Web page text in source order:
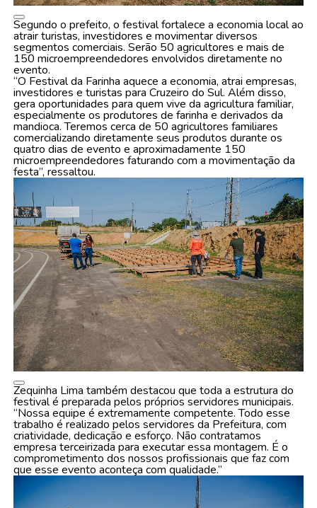
Segundo o prefeito, o festival fortalece a economia local ao
atrair turistas, investidores e movimentar diversos
segmentos comerciais. Serão 50 agricultores e mais de
150 microempreendedores envolvidos diretamente no
evento.
“O Festival da Farinha aquece a economia, atrai empresas,
investidores e turistas para Cruzeiro do Sul. Além disso,
gera oportunidades para quem vive da agricultura familiar,
especialmente os produtores de farinha e derivados da
mandioca. Teremos cerca de 50 agricultores familiares
comercializando diretamente seus produtos durante os
quatro dias de evento e aproximadamente 150
microempreendedores faturando com a movimentação da
festa”, ressaltou.
Zequinha Lima também destacou que toda a estrutura do
festival é preparada pelos próprios servidores municipais.
“Nossa equipe é extremamente competente. Todo esse
trabalho é realizado pelos servidores da Prefeitura, com
criatividade, dedicação e esforço. Não contratamos
empresa terceirizada para executar essa montagem. É o
comprometimento dos nossos profissionais que faz com
que esse evento aconteça com qualidade.”